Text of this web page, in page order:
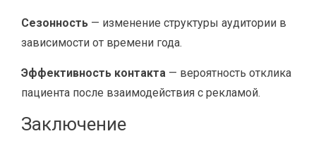
Сезонность — изменение структуры аудитории в
зависимости от времени года.
Эффективность контакта — вероятность отклика
пациента после взаимодействия с рекламой.
Заключение